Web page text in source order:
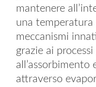
mantenere
una
meccanismi
grazie ai
all’assorbimento
attraverso